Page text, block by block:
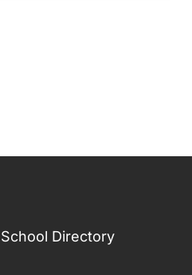
School Directory